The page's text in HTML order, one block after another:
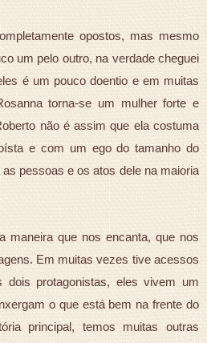
opostos, mas mesmo
um pelo outro, na verdade cheguei
é um pouco doentio e em muitas
torna-se um mulher forte e
não é assim que ela costuma
e com um ego do tamanho do
pessoas e os atos dele na maioria
maneira que nos encanta, que nos
Em muitas vezes tive acessos
protagonistas, eles vivem um
o que está bem na frente do
principal, temos muitas outras